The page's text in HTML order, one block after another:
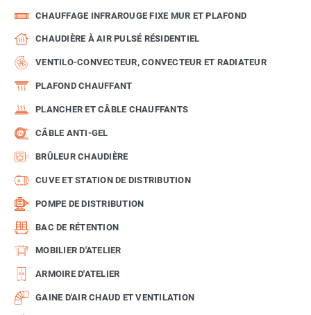
CHAUFFAGE INFRAROUGE FIXE MUR ET PLAFOND
CHAUDIÈRE À AIR PULSÉ RÉSIDENTIEL
VENTILO-CONVECTEUR, CONVECTEUR ET RADIATEUR
PLAFOND CHAUFFANT
PLANCHER ET CÂBLE CHAUFFANTS
CÂBLE ANTI-GEL
BRÛLEUR CHAUDIÈRE
CUVE ET STATION DE DISTRIBUTION
POMPE DE DISTRIBUTION
BAC DE RÉTENTION
MOBILIER D'ATELIER
ARMOIRE D'ATELIER
GAINE D'AIR CHAUD ET VENTILATION